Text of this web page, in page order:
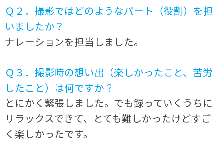
Ｑ２．撮影ではどのようなパート（役割）を担
いましたか？
ナレーションを担当しました。
Ｑ３．撮影時の想い出（楽しかったこと、苦労
したこと）は何ですか？
とにかく緊張しました。でも録っていくうちに
リラックスできて、とても難しかったけどすご
く楽しかったです。